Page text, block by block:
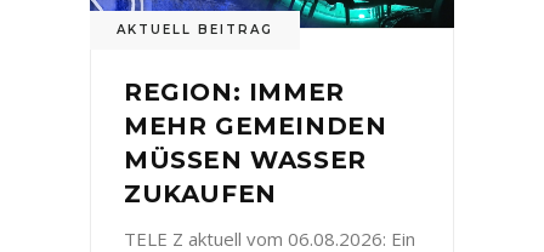
AKTUELL BEITRAG
REGION: IMMER
MEHR GEMEINDEN
MÜSSEN WASSER
ZUKAUFEN
TELE Z aktuell vom 06.08.2026: Ein